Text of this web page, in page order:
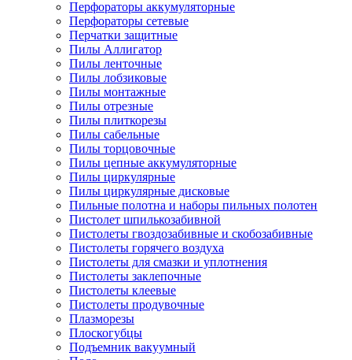
Перфораторы аккумуляторные
Перфораторы сетевые
Перчатки защитные
Пилы Аллигатор
Пилы ленточные
Пилы лобзиковые
Пилы монтажные
Пилы отрезные
Пилы плиткорезы
Пилы сабельные
Пилы торцовочные
Пилы цепные аккумуляторные
Пилы циркулярные
Пилы циркулярные дисковые
Пильные полотна и наборы пильных полотен
Пистолет шпилькозабивной
Пистолеты гвоздозабивные и скобозабивные
Пистолеты горячего воздуха
Пистолеты для смазки и уплотнения
Пистолеты заклепочные
Пистолеты клеевые
Пистолеты продувочные
Плазморезы
Плоскогубцы
Подъемник вакуумный